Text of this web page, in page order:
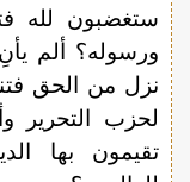
ستغضبون لله
ورسوله؟ ألم
نزل من الحق
لحزب التحرير
تقيمون بها